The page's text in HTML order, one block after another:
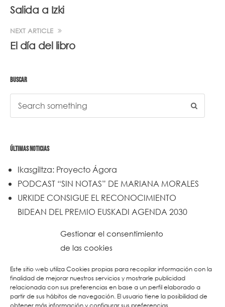
Gestionar el consentimiento
de las cookies
Este sitio web utiliza Cookies propias para recopilar información con la
finalidad de mejorar nuestros servicios y mostrarle publicidad
relacionada con sus preferencias en base a un perfil elaborado a
partir de sus hábitos de navegación. El usuario tiene la posibilidad de
obtener más información y configurar sus preferencias.
Salida a Izki
NEXT ARTICLE
El día del libro
BUSCAR
ÚLTIMAS NOTICIAS
Ikasgiltza: Proyecto Ágora
PODCAST “SIN NOTAS” DE MARIANA MORALES
URKIDE CONSIGUE EL RECONOCIMIENTO
BIDEAN DEL PREMIO EUSKADI AGENDA 2030
Urkide en Cadena SER